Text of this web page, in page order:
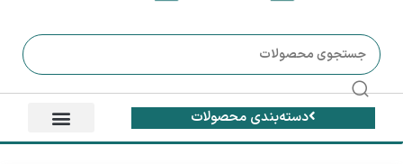
دسته‌بندی محصولات